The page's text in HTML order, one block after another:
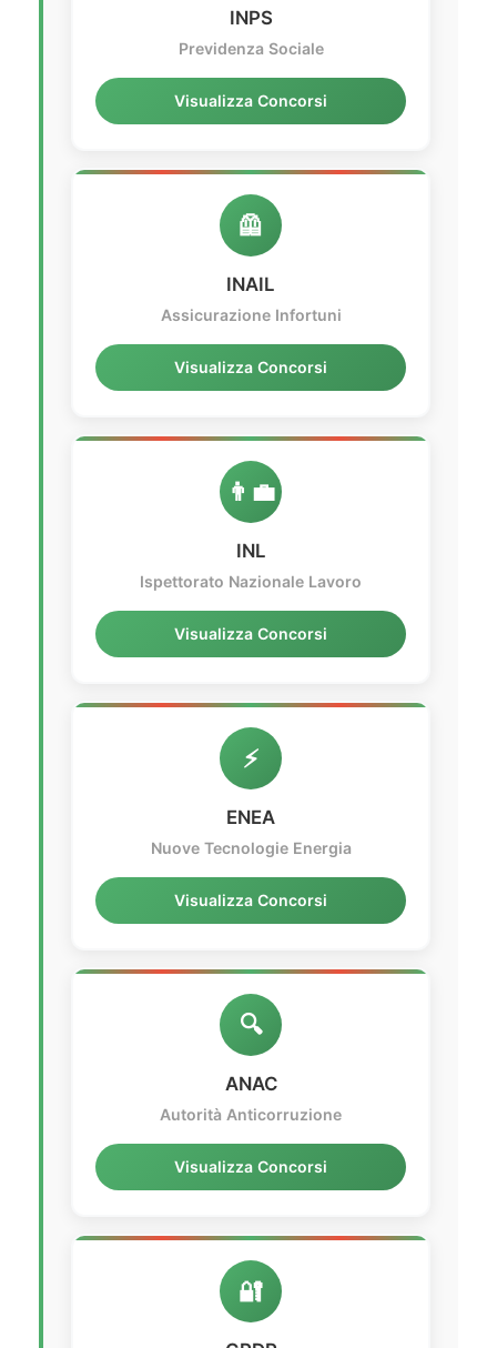
INPS
Previdenza Sociale
Visualizza Concorsi
🦺
INAIL
Assicurazione Infortuni
Visualizza Concorsi
👨‍💼
INL
Ispettorato Nazionale Lavoro
Visualizza Concorsi
⚡
ENEA
Nuove Tecnologie Energia
Visualizza Concorsi
🔍
ANAC
Autorità Anticorruzione
Visualizza Concorsi
🔐